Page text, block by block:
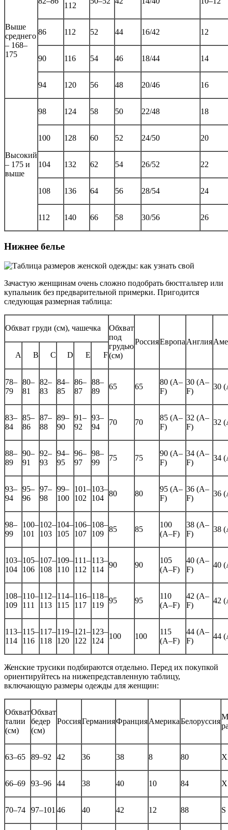
Выше
среднего
– 168–
175
112
86 112 52 44 16/42 12
90 116 54 46 18/44 14
94 120 56 48 20/46 16
Высокий
– 175 и
выше
98 124 58 50 22/48 18
100 128 60 52 24/50 20
104 132 62 54 26/52 22
108 136 64 56 28/54 24
112 140 66 58 30/56 26
Нижнее белье
Зачастую женщинам очень сложно подобрать бюстгальтер или
купальник без предварительной примерки. Пригодится
следующая размерная таблица:
Обхват груди (см), чашечка
Обхват
под
грудью
(см)
РоссияЕвропаАнглия
A
B C D E F
78–
79
80–
81
82–
83
84–
85
86–
87
88–
89
65 65
80 (A–
F)
30 (A–
F)
30
83–
84
85–
86
87–
88
89–
90
91–
92
93–
94
70 70
85 (A–
F)
32 (A–
F)
32
88–
89
90–
91
92–
93
94–
95
96–
97
98–
99
75 75
90 (A–
F)
34 (A–
F)
34
93–
94
95–
96
97–
98
99–
100
101–
102
103–
104
80 80
95 (A–
F)
36 (A–
F)
36
98–
99
100–
101
102–
103
104–
105
106–
107
108–
109
85 85
100
(A–F)
38 (A–
F)
38
103–
104
105–
106
107–
108
109–
110
111–
112
113–
114
90 90
105
(A–F)
40 (A–
F)
40
108–
109
110–
111
112–
113
114–
115
116–
117
118–
119
95 95
110
(A–F)
42 (A–
F)
42
113–
114
115–
116
117–
118
119–
120
121–
122
123–
124
100 100
115
(A–F)
44 (A–
F)
44
Женские трусики подбираются отдельно. Перед их покупкой
ориентируйтесь на нижепредставленную таблицу,
включающую размеры одежды для женщин:
Обхват
талии
(см)
Обхват
бедер
(см)
РоссияГерманияФранцияАмерикаБелоруссия
63–65 89–92 42 36 38 8 80
66–69 93–96 44 38 40 10 84
70–74 97–101 46 40 42 12 88 S